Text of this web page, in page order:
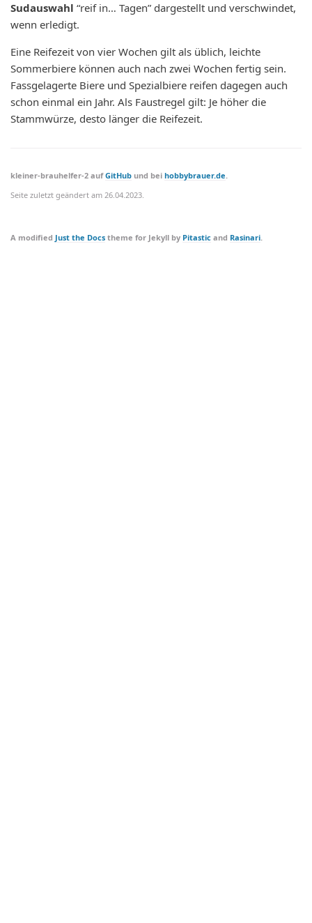
A modified Just the Docs theme for Jekyll by Pitastic and Rasinari.
Sudauswahl “reif in… Tagen” dargestellt und verschwindet,
wenn erledigt.
Eine Reifezeit von vier Wochen gilt als üblich, leichte
Sommerbiere können auch nach zwei Wochen fertig sein.
Fassgelagerte Biere und Spezialbiere reifen dagegen auch
schon einmal ein Jahr. Als Faustregel gilt: Je höher die
Stammwürze, desto länger die Reifezeit.
kleiner-brauhelfer-2 aufGitHub und bei hobbybrauer.de.
Seite zuletzt geändert am 26.04.2023.